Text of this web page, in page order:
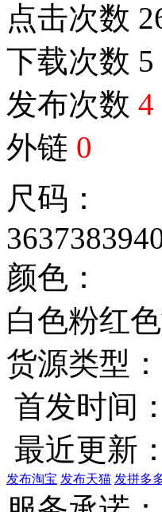
点击次数
下载次数 5
发布次数 4
外链 0
尺码：
36373839
颜色：
白色粉红色
货源类型
首发时间
最近更新
发布淘宝 发布天猫 发拼多